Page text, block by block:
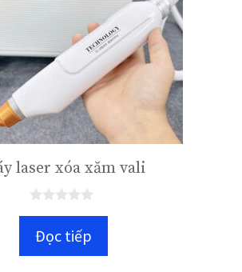
laser xóa xăm vali
gĐọc tiếp